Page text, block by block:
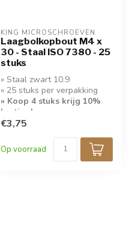
KING MICROSCHROEVEN
Laagbolkopbout M4 x
30 - Staal ISO 7380 - 25
stuks
» Staal zwart 10.9
» 25 stuks per verpakking
» Koop 4 stuks krijg 10%
korting!
€3,75
Op voorraad